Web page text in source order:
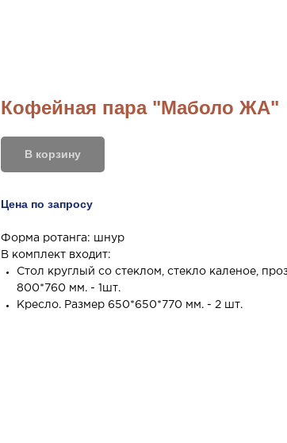
Кофейная пара "Маболо ЖА"
В корзину
Цена по запросу
Форма ротанга: шнур
В комплект входит:
Стол круглый со стеклом, стекло каленое,
800*760 мм. - 1шт.
Кресло. Размер 650*650*770 мм. - 2 шт.